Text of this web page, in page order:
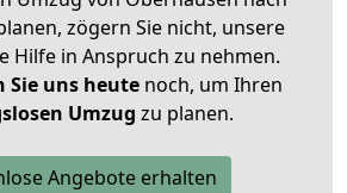
zögern Sie nicht, unsere
Hilfe in Anspruch zu nehmen.
uns heutenoch, um Ihren
Umzug zu planen.
Angebote erhalten